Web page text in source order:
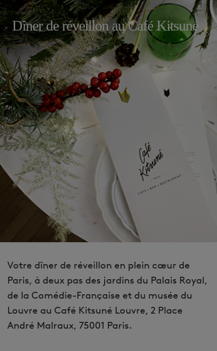
Dîner de réveillon au Café Kitsuné
Votre dîner de réveillon en plein cœur de
Paris, à deux pas des jardins du Palais Royal,
de la Comédie-Française et du musée du
Louvre au Café Kitsuné Louvre, 2 Place
André Malraux, 75001 Paris.